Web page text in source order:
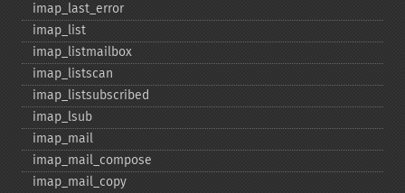
imap_​last_​error
imap_​list
imap_​listmailbox
imap_​listscan
imap_​listsubscribed
imap_​lsub
imap_​mail
imap_​mail_​compose
imap_​mail_​copy